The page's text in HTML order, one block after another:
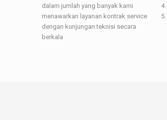
dalam jumlah yang banyak kami
menawarkan layanan kontrak service
dengan kunjungan teknisi secara
berkala